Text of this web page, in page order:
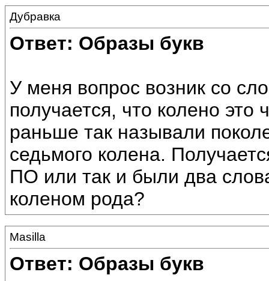
Дубравка
Ответ: Образы букв
У меня вопрос возник со
получается, что колено это
раньше так называли
седьмого колена.
ПО или так и были два
коленом рода?
Masilla
Ответ: Образы букв